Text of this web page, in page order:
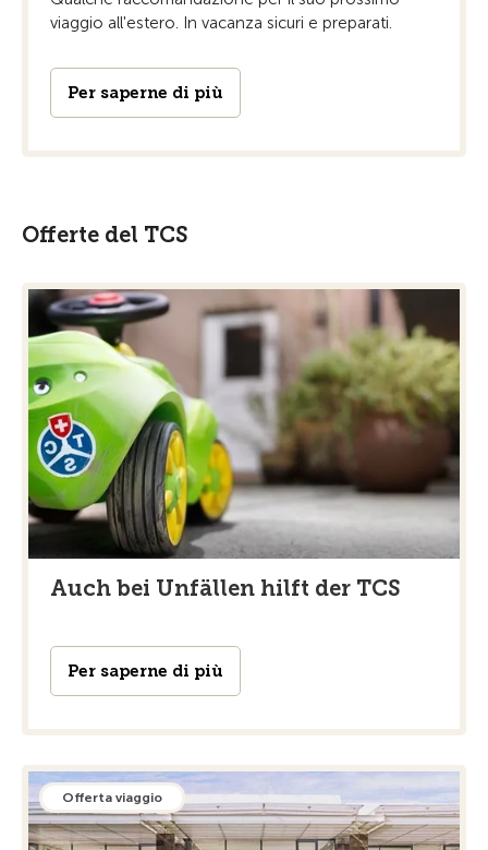
viaggio all'estero. In vacanza sicuri e preparati.
Per saperne di più
Offerte del TCS
Auch bei Unfällen hilft der TCS
Per saperne di più
Offerta viaggio